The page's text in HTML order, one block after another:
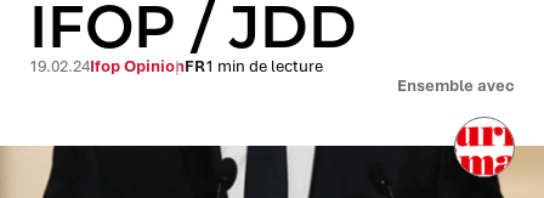
submenu
IFOP / JDD
Ensemble avec
19.02.24Ifop OpinionFR1 min de lecture